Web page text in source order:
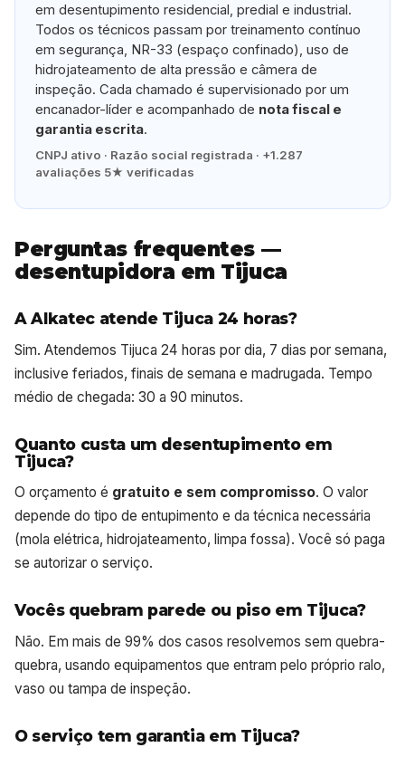
em desentupimento residencial, predial e industrial.
Todos os técnicos passam por treinamento contínuo
em segurança, NR-33 (espaço confinado), uso de
hidrojateamento de alta pressão e câmera de
inspeção. Cada chamado é supervisionado por um
encanador-líder e acompanhado de nota fiscal e
garantia escrita.
CNPJ ativo · Razão social registrada · +1.287
avaliações 5★ verificadas
Perguntas frequentes —
desentupidora em Tijuca
A Alkatec atende Tijuca 24 horas?
Sim. Atendemos Tijuca 24 horas por dia, 7 dias por semana,
inclusive feriados, finais de semana e madrugada. Tempo
médio de chegada: 30 a 90 minutos.
Quanto custa um desentupimento em
Tijuca?
O orçamento é gratuito e sem compromisso. O valor
depende do tipo de entupimento e da técnica necessária
(mola elétrica, hidrojateamento, limpa fossa). Você só paga
se autorizar o serviço.
Vocês quebram parede ou piso em Tijuca?
Não. Em mais de 99% dos casos resolvemos sem quebra-
quebra, usando equipamentos que entram pelo próprio ralo,
vaso ou tampa de inspeção.
O serviço tem garantia em Tijuca?